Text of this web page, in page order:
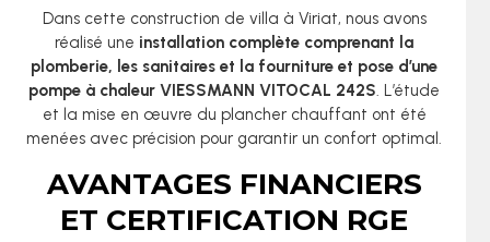
Dans cette construction de villa à Viriat, nous avons
réalisé une installation complète comprenant la
plomberie, les sanitaires et la fourniture et pose d’une
pompe à chaleur VIESSMANN VITOCAL 242S. L’étude
et la mise en œuvre du plancher chauffant ont été
menées avec précision pour garantir un confort optimal.
AVANTAGES FINANCIERS
ET CERTIFICATION RGE